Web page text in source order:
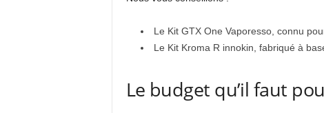
Le Kit GTX One Vaporesso, connu
Le Kit Kroma R innokin, fabriqué à
Le budget qu’il faut